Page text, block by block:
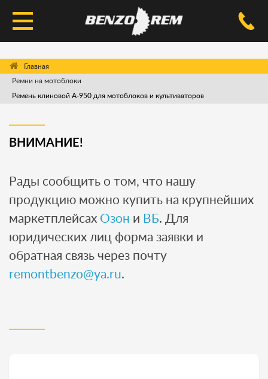
УСЛУГИ РЕМОНТА
Ремни на мотоблоки
Ремень клиновой A-950 для мотоблоков и культиваторов
ВНИМАНИЕ!
Рады сообщить о том, что нашу
продукцию можно купить на крупнейших
маркетплейсах Озон и ВБ. Для
юридических лиц форма заявки и
обратная связь через почту
remontbenzo@ya.ru.